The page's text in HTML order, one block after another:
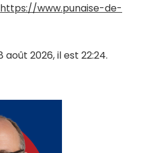
https://www.punaise-de-
2026, il est 22:24.